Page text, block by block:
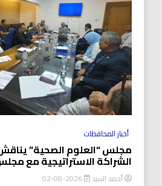
أخبار المحافظات
مجلس “العلوم الصحية”
الشراكة الاستراتيجية مع
أحمد السيد 2026-08-02